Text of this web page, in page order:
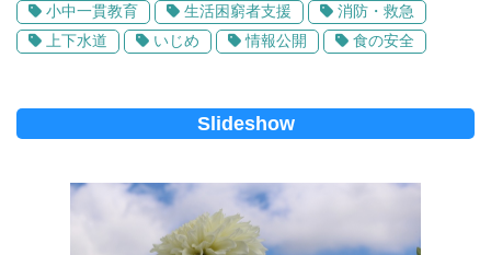
小中一貫教育
生活困窮者支援
消防・救急
上下水道
いじめ 情報公開 食の安全
Slideshow